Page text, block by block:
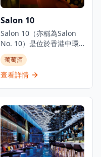
Salon 10
Salon 10（亦稱為Salon
No. 10）是位於香港中環
的私人會員沙龍和雞尾酒
酒吧，為創意專業人士、
鑑賞家、國際企業家和有
自發性和想像力的沙龍」
為理念，讓客人可以「在
門口卸下盔甲，展現真實
脆弱的自己」。空間設有
獨特的圓形艙門式入口，
猶如「中世紀現代洞
葡萄酒
查看詳情